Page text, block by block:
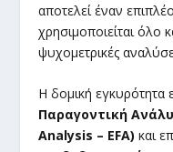
αποτελεί έναν
χρησιμοποιείται όλο
ψυχομετρικές
Η δομική εγκυρότητα
Παραγοντική
Analysis – EFA) και